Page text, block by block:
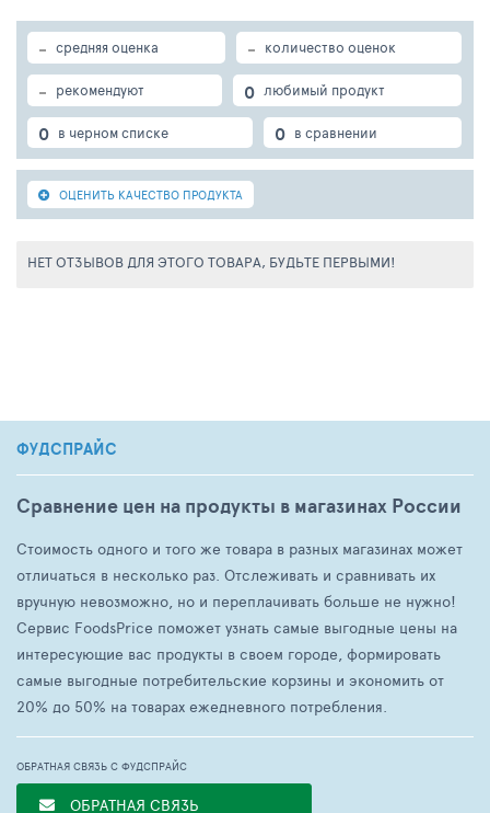
- средняя оценка - количество оценок
- рекомендуют 0 любимый продукт
0 в черном списке 0 в сравнении
ОЦЕНИТЬ КАЧЕСТВО ПРОДУКТА
НЕТ ОТЗЫВОВ ДЛЯ ЭТОГО ТОВАРА, БУДЬТЕ ПЕРВЫМИ!
ФУДСПРАЙС
Сравнение цен на продукты в магазинах России
Стоимость одного и того же товара в разных магазинах может
отличаться в несколько раз. Отслеживать и сравнивать их
вручную невозможно, но и переплачивать больше не нужно!
Сервис FoodsPrice поможет узнать самые выгодные цены на
интересующие вас продукты в своем городе, формировать
самые выгодные потребительские корзины и экономить от
20% до 50% на товарах ежедневного потребления.
ОБРАТНАЯ СВЯЗЬ С ФУДСПРАЙС
ОБРАТНАЯ СВЯЗЬ